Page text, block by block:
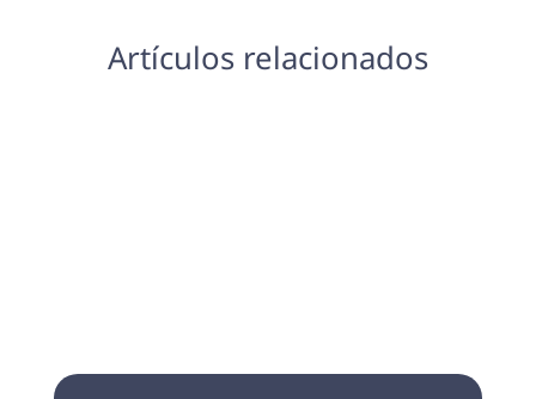
Artículos relacionados